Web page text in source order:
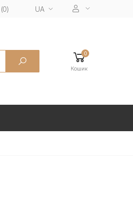
UA
0
Кошик